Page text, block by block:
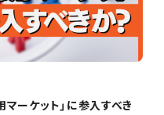
マーケット」に参入すべき